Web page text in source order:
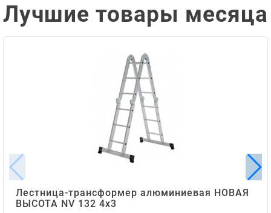
Лучшие товары месяца
Лестница-трансформер алюминиевая НОВАЯ
ВЫСОТА NV 132 4х3